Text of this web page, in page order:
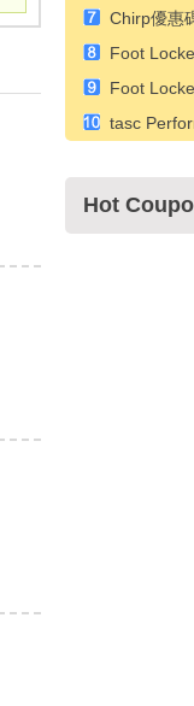
25% 折扣
Chirp優惠
Foot
$100
Foot
$150+
tasc
Hot